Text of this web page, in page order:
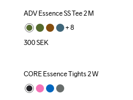
ADV Essence SS Tee 2 M
+ 8
300SEK
CORE Essence Tights 2 W